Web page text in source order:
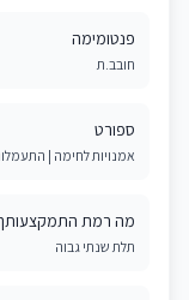
פנטומימה
חובב.ת
ספורט
אמנויות לחימה |
מה רמת
תלת שנתי גבוה